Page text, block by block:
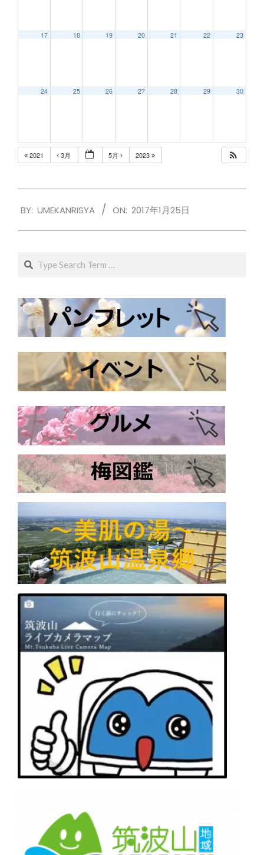
17 18 19 20 21 22 23
24 25 26 27 28 29 30
2021 3月 5月 2023
01-
BY: UMEKANRISYA ON: 2017年1月25日
Search